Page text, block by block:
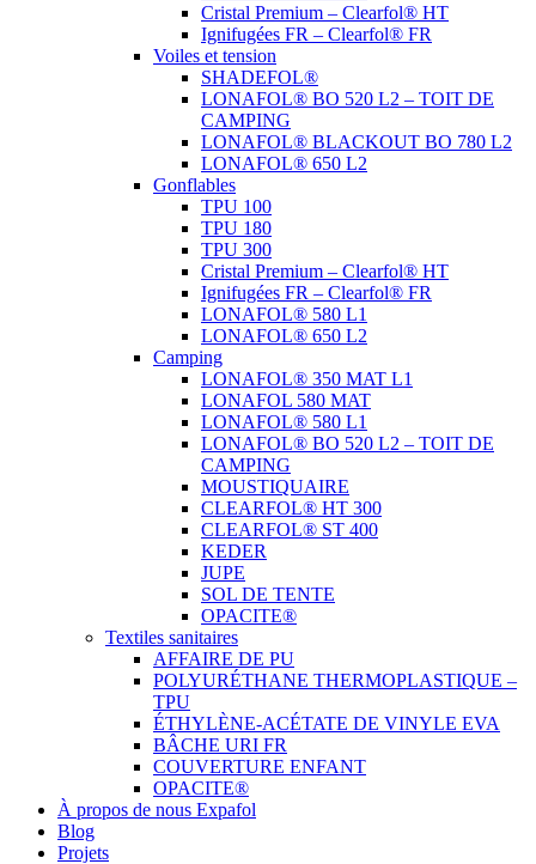
Cristal Premium – Clearfol® HT
Ignifugées FR – Clearfol® FR
Voiles et tension
SHADEFOL®
LONAFOL® BO 520 L2 – TOIT DE
CAMPING
LONAFOL® BLACKOUT BO 780 L2
LONAFOL® 650 L2
Gonflables
TPU 100
TPU 180
TPU 300
Cristal Premium – Clearfol® HT
Ignifugées FR – Clearfol® FR
LONAFOL® 580 L1
LONAFOL® 650 L2
Camping
LONAFOL® 350 MAT L1
LONAFOL 580 MAT
LONAFOL® 580 L1
LONAFOL® BO 520 L2 – TOIT DE
CAMPING
MOUSTIQUAIRE
CLEARFOL® HT 300
CLEARFOL® ST 400
KEDER
JUPE
SOL DE TENTE
OPACITE®
Textiles sanitaires
AFFAIRE DE PU
POLYURÉTHANE THERMOPLASTIQUE –
TPU
ÉTHYLÈNE-ACÉTATE DE VINYLE EVA
BÂCHE URI FR
COUVERTURE ENFANT
OPACITE®
À propos de nous Expafol
Blog
Projets